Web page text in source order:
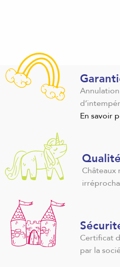
Annulation
En savoir
Qualité
Châteaux
Certificat
par la